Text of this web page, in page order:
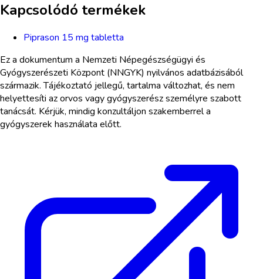
Kapcsolódó termékek
Piprason 15 mg tabletta
Ez a dokumentum a Nemzeti Népegészségügyi és
Gyógyszerészeti Központ (NNGYK) nyilvános adatbázisából
származik. Tájékoztató jellegű, tartalma változhat, és nem
helyettesíti az orvos vagy gyógyszerész személyre szabott
tanácsát. Kérjük, mindig konzultáljon szakemberrel a
gyógyszerek használata előtt.